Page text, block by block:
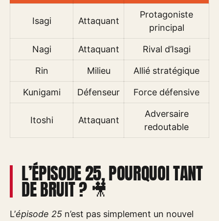
Isagi Attaquant
Protagoniste
principal
Nagi Attaquant Rival d’Isagi
Rin Milieu Allié stratégique
Kunigami Défenseur Force défensive
Itoshi Attaquant
Adversaire
redoutable
L’ÉPISODE 25, POURQUOI TANT
DE BRUIT ? 🎥
L’épisode 25 n’est pas simplement un nouvel